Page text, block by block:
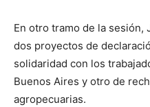
En otro tramo de la sesión,
dos proyectos de
solidaridad con los
Buenos Aires y otro de
agropecuarias.